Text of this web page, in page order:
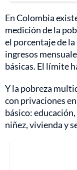
En Colombia
medición de la
el porcentaje de
ingresos
básicas. El límite
Y la pobreza
con privaciones
básico:
niñez, vivienda y